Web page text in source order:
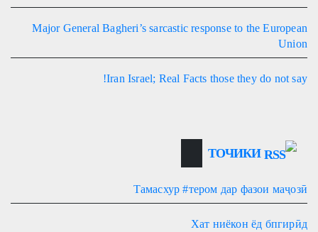
Major General Bagheri’s sarcastic response to the European
Union
Iran Israel; Real Facts those they do not say!
ТОЧИКИ
Тамасхур #тером дар фазои маҷозӣ
Хат ниёкон ёд бпгирӣд